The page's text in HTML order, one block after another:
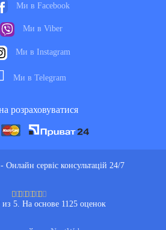
Онлайн сервіс консультацій 24/7
5. На основе 1125 оценок
Ми в Facebook
Ми в Viber
Ми в Instagram
Ми в Telegram
розраховуватися